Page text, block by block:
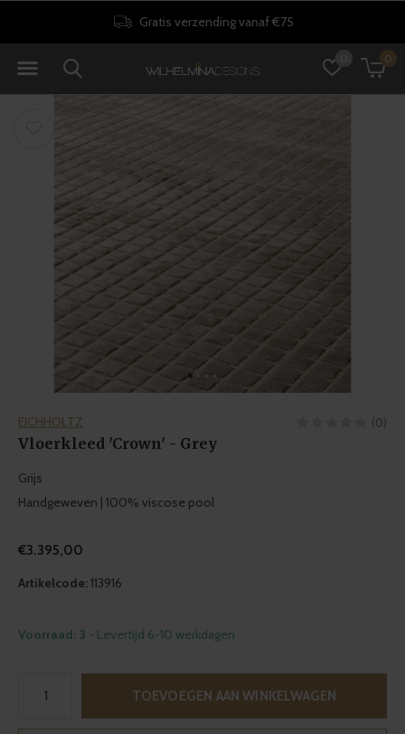
0
Gratis verzending vanaf €75
EICHHOLTZ (0)
Vloerkleed 'Crown' - Grey
Grijs
Handgeweven | 100% viscose pool
€3.395,00
Artikelcode:113916
Voorraad: 3 - Levertijd 6-10 werkdagen
TOEVOEGEN AAN WINKELWAGEN